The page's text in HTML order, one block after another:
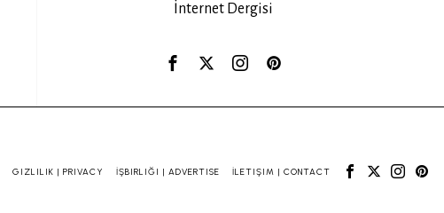
İnternet Dergisi
GIZLILIK | PRIVACY İŞBIRLIĞI | ADVERTISE İLETIŞIM | CONTACT